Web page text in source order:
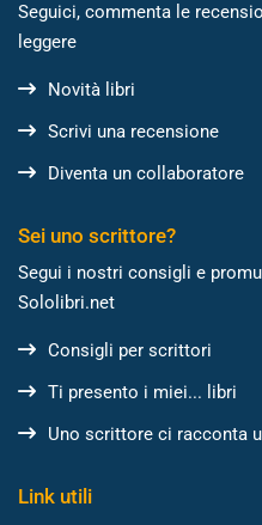
Seguici, commenta le
leggere
Novità libri
Scrivi una recensione
Diventa un collaboratore
Sei uno scrittore?
Segui i nostri consigli e
Sololibri.net
Consigli per scrittori
Ti presento i miei... libri
Uno scrittore ci racconta
Link utili